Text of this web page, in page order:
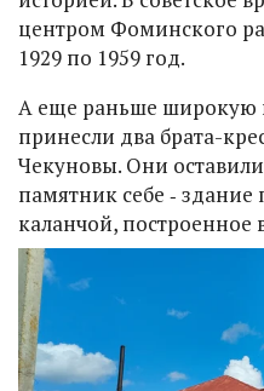
центром Фоминского
1929 по 1959 год.
А еще раньше широкую
принесли два брата-
Чекуновы. Они
памятник себе ‑
каланчой, построенное